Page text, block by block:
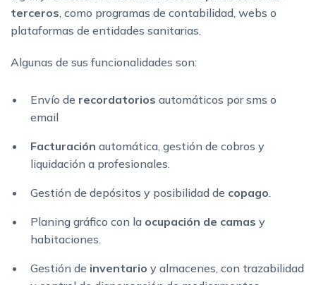
terceros , como programas de contabilidad, webs o
plataformas de entidades sanitarias.
Algunas de sus funcionalidades son:
Envío de recordatorios automáticos por sms o
email
Facturación automática, gestión de cobros y
liquidación a profesionales.
Gestión de depósitos y posibilidad de copago
Planing gráfico con la ocupación de camas y
habitaciones.
Gestión de inventario y almacenes, con trazabilidad